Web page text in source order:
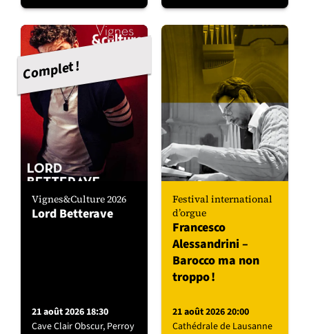
Vignes&Culture 2026
Lord Betterave
21 août 2026 18:30
Cave Clair Obscur, Perroy
Complet !
Festival international
d’orgue
Francesco
Alessandrini –
Barocco ma non
troppo !
21 août 2026 20:00
Cathédrale de Lausanne